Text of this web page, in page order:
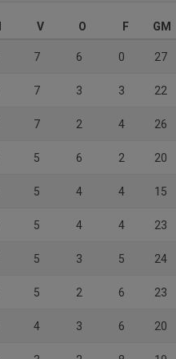
V O F GM
7 6 0 27
7 3 3 22
7 2 4 26
5 6 2 20
5 4 4 15
5 4 4 23
5 3 5 24
5 2 6 23
4 3 6 20